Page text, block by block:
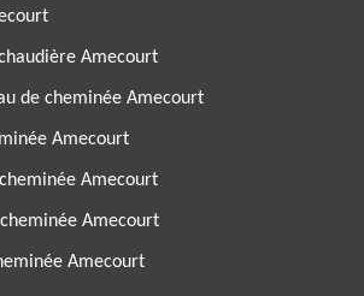
Amecourt
de cheminée Amecourt
Amecourt
Amecourt
Amecourt
Amecourt